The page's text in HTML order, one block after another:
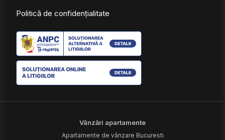
Politică de confidențialitate
Vânzări apartamente
Apartamente de vânzare Bucuresti